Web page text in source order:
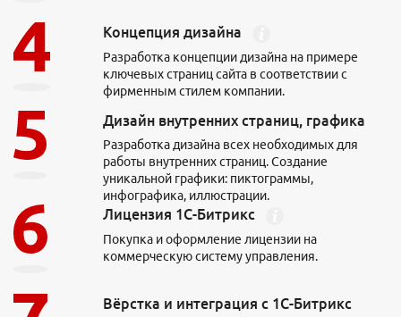
Концепция дизайна
Разработка концепции дизайна на примере
ключевых страниц сайта в соответствии с
фирменным стилем компании.
Дизайн внутренних страниц, графика
Разработка дизайна всех необходимых для
работы внутренних страниц. Создание
уникальной графики: пиктограммы,
инфографика, иллюстрации.
Лицензия 1С-Битрикс
Покупка и оформление лицензии на
коммерческую систему управления.
Вёрстка и интеграция с 1С-Битрикс